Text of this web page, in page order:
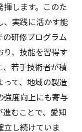
します。このた
、実践に活かす能
研修プログラム
、技能を習得す
若手技術者が積
て、地域の製造
強度向上にも寄与
むことで、愛知
立し続けていま